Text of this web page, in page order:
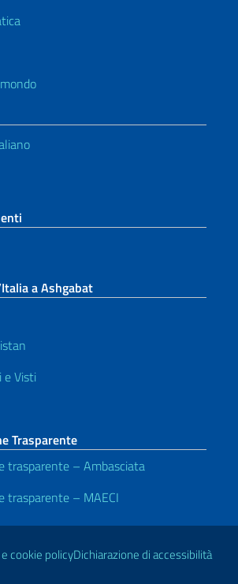
a Ashgabat
e Visti
Trasparente
trasparente – Ambasciata
trasparente – MAECI
cookie policyDichiarazione di accessibilità